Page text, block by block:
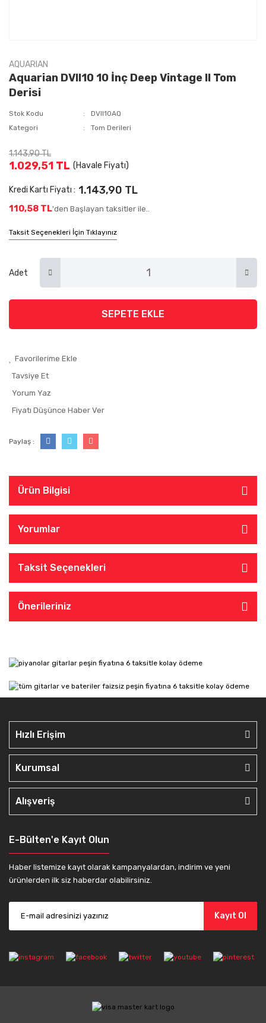
AQUARIAN
Aquarian DVII10 10 İnç Deep Vintage II Tom
Derisi
Stok Kodu
DVII10AQ
Kategori
Tom Derileri
1.143,90 TL
1.029,51 TL (Havale Fiyatı)
Kredi Kartı Fiyatı : 1.143,90 TL
110,58 TL'den Başlayan taksitler ile..
Taksit Seçenekleri İçin Tıklayınız
Adet
SEPETE EKLE
Tavsiye Et
Yorum Yaz
Fiyatı Düşünce Haber Ver
Paylaş :
Ürün Bilgisi
Yorumlar
Taksit Seçenekleri
Önerileriniz
Hızlı Erişim
Kurumsal
Alışveriş
E-Bülten'e Kayıt Olun
Haber listemize kayıt olarak kampanyalardan, indirim ve yeni
ürünlerden ilk siz haberdar olabilirsiniz.
Kayıt Ol